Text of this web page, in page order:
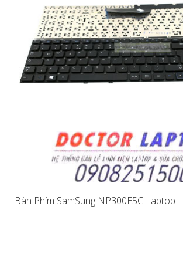
Bàn Phím SamSung NP300E5C Laptop